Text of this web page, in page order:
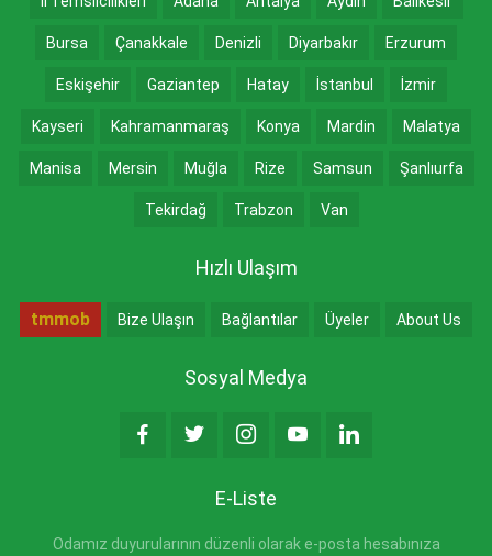
Bursa Çanakkale Denizli Diyarbakır Erzurum
Eskişehir Gaziantep Hatay İstanbul İzmir
Kayseri Kahramanmaraş Konya Mardin Malatya
Manisa Mersin Muğla Rize Samsun Şanlıurfa
Tekirdağ Trabzon Van
Hızlı Ulaşım
tmmob Bize Ulaşın Bağlantılar Üyeler About Us
Sosyal Medya
E-Liste
Odamız duyurularının düzenli olarak e-posta hesabınıza